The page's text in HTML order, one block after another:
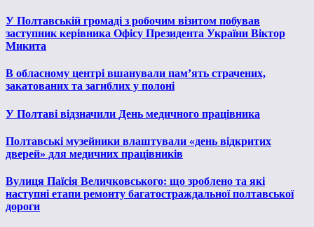
У Полтавській громаді з робочим візитом побував
заступник керівника Офісу Президента України Віктор
Микита
В обласному центрі вшанували пам’ять страчених,
закатованих та загиблих у полоні
У Полтаві відзначили День медичного працівника
Полтавські музейники влаштували «день відкритих
дверей» для медичних працівників
Вулиця Паїсія Величковського: що зроблено та які
наступні етапи ремонту багатостраждальної полтавської
дороги